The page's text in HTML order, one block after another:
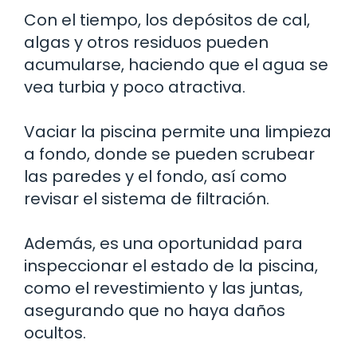
Con el tiempo, los depósitos de cal,
algas y otros residuos pueden
acumularse, haciendo que el agua se
vea turbia y poco atractiva.
Vaciar la piscina permite una limpieza
a fondo, donde se pueden scrubear
las paredes y el fondo, así como
revisar el sistema de filtración.
Además, es una oportunidad para
inspeccionar el estado de la piscina,
como el revestimiento y las juntas,
asegurando que no haya daños
ocultos.